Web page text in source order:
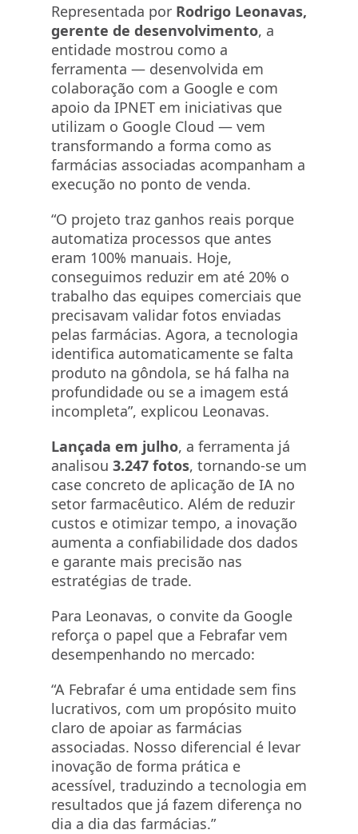
Representada por Rodrigo Leonavas,
gerente de desenvolvimento, a
entidade mostrou como a
ferramenta — desenvolvida em
colaboração com a Google e com
apoio da IPNET em iniciativas que
utilizam o Google Cloud — vem
transformando a forma como as
farmácias associadas acompanham a
execução no ponto de venda.
“O projeto traz ganhos reais porque
automatiza processos que antes
eram 100% manuais. Hoje,
conseguimos reduzir em até 20% o
trabalho das equipes comerciais que
precisavam validar fotos enviadas
pelas farmácias. Agora, a tecnologia
identifica automaticamente se falta
produto na gôndola, se há falha na
profundidade ou se a imagem está
incompleta”, explicou Leonavas.
Lançada em julho, a ferramenta já
analisou 3.247 fotos, tornando-se um
case concreto de aplicação de IA no
setor farmacêutico. Além de reduzir
custos e otimizar tempo, a inovação
aumenta a confiabilidade dos dados
e garante mais precisão nas
estratégias de trade.
Para Leonavas, o convite da Google
reforça o papel que a Febrafar vem
desempenhando no mercado:
“A Febrafar é uma entidade sem fins
lucrativos, com um propósito muito
claro de apoiar as farmácias
associadas. Nosso diferencial é levar
inovação de forma prática e
acessível, traduzindo a tecnologia em
resultados que já fazem diferença no
dia a dia das farmácias.”